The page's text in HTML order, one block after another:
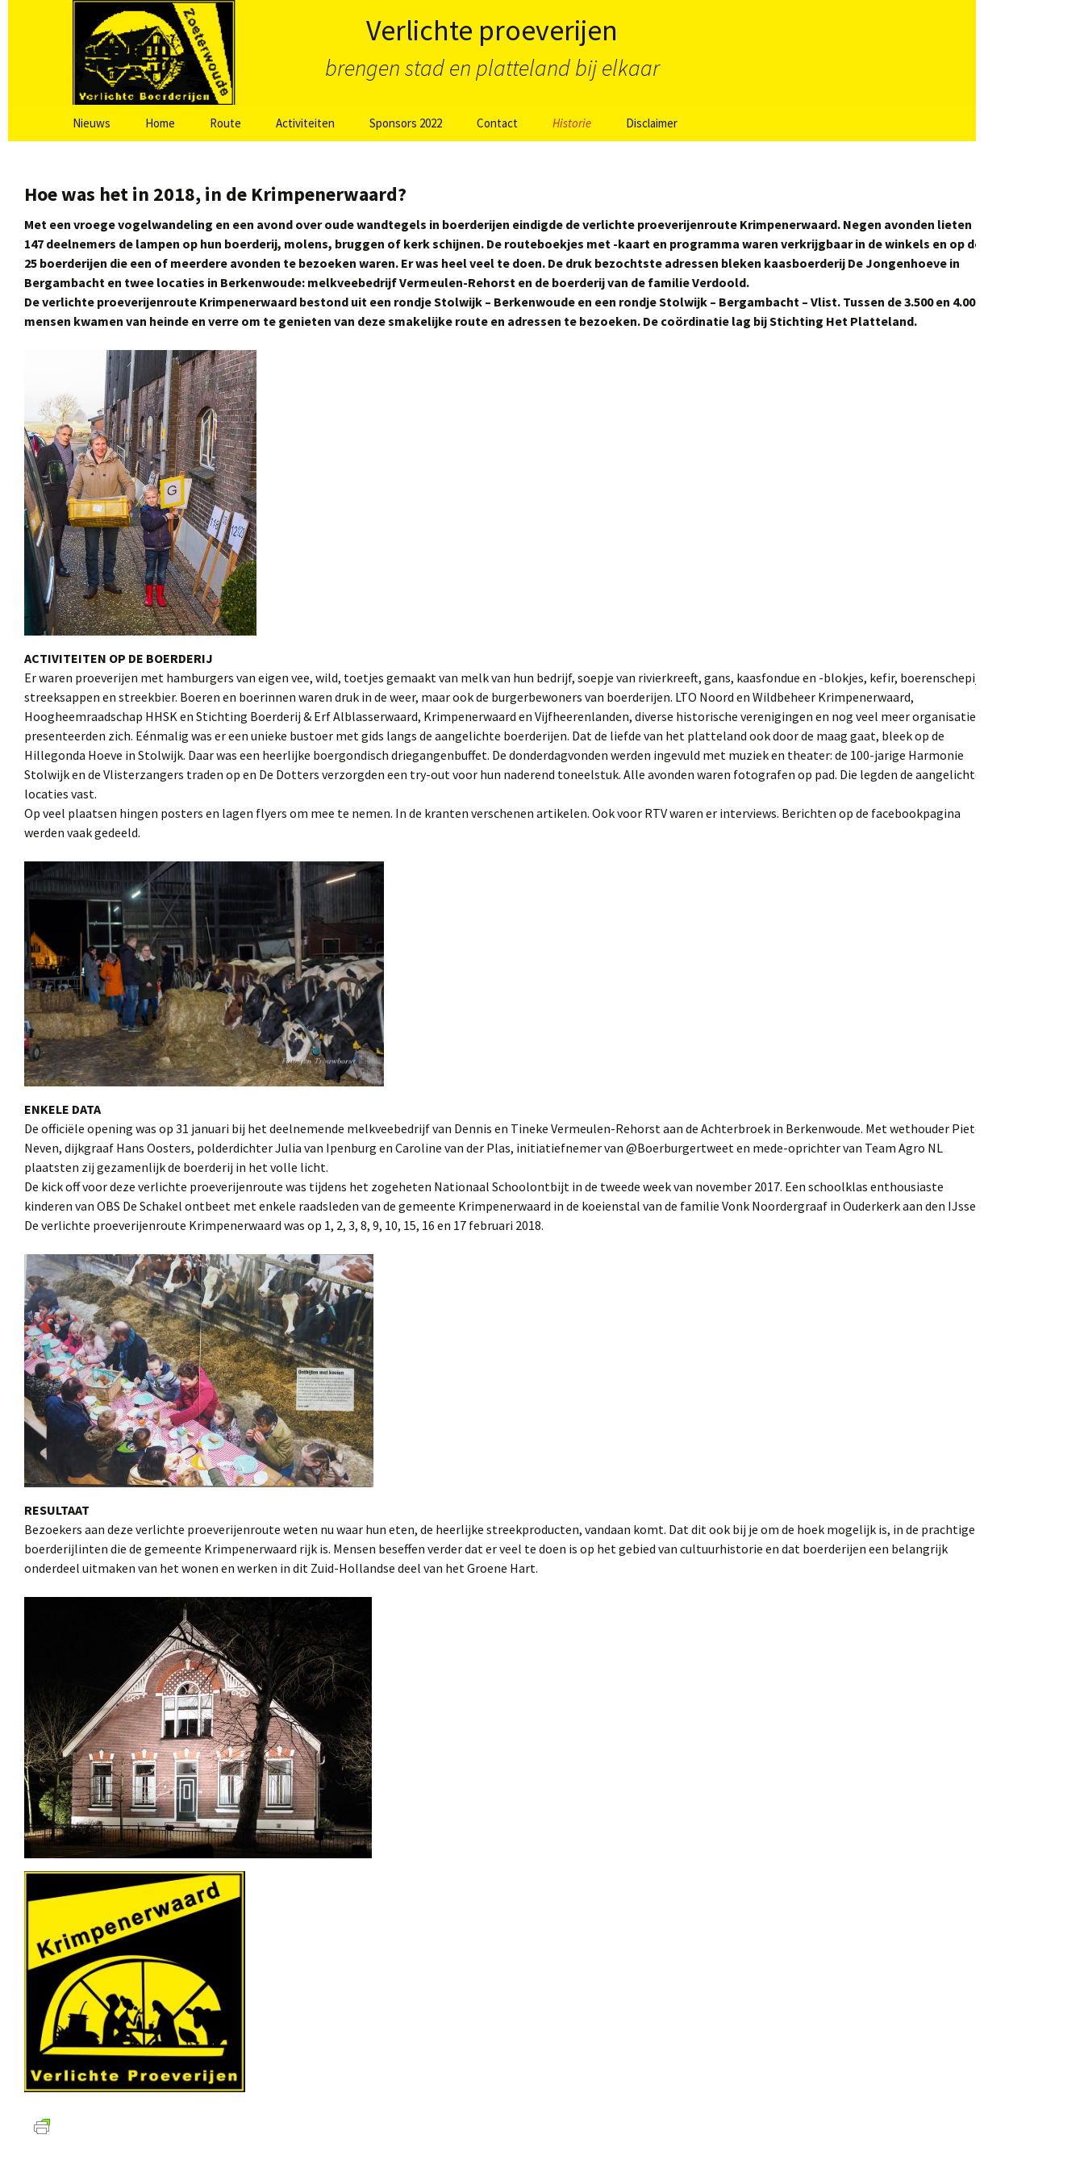
Verlichte proeverijen
brengen stad en platteland bij elkaar
Spring
Nieuws Home Route
Routekaart
Activiteiten
Fotowedstrijd
Zoeterwoude
Burgemeestersontbijt
Aanschuifmaaltijden
Vroege vogelwandeling +
Sponsors 2022
den Rijn
Sponsors 2019 VPR
Vijfheerenlanden
Sponsors 2018 VPR
Krimpenerwaard
Sponsors 2017 VPR
Utrechtse Waarden
Contact Historie
Vijfheerenlanden
Terugblik VPR
Krimpenerwaard
Terugblik Utrechtse
Waarden
Disclaimer
Hoe was het in 2018, in de Krimpenerwaard?
Met een vroege vogelwandeling en een avond over oude wandtegels in boerderijen eindigde de verlichte proeverijenroute Krimpenerwaard. Negen avonden lieten
147 deelnemers de lampen op hun boerderij, molens, bruggen of kerk schijnen. De routeboekjes met -kaart en programma waren verkrijgbaar in de winkels en op de
25 boerderijen die een of meerdere avonden te bezoeken waren. Er was heel veel te doen. De druk bezochtste adressen bleken kaasboerderij De Jongenhoeve in
Bergambacht en twee locaties in Berkenwoude: melkveebedrijf Vermeulen-Rehorst en de boerderij van de familie Verdoold.
De verlichte proeverijenroute Krimpenerwaard bestond uit een rondje Stolwijk – Berkenwoude en een rondje Stolwijk – Bergambacht – Vlist. Tussen de 3.500 en 4.000
mensen kwamen van heinde en verre om te genieten van deze smakelijke route en adressen te bezoeken. De coördinatie lag bij Stichting Het Platteland.
ACTIVITEITEN OP DE BOERDERIJ
Er waren proeverijen met hamburgers van eigen vee, wild, toetjes gemaakt van melk van hun bedrijf, soepje van rivierkreeft, gans, kaasfondue en -blokjes, kefir, boerenschepijs,
streeksappen en streekbier. Boeren en boerinnen waren druk in de weer, maar ook de burgerbewoners van boerderijen. LTO Noord en Wildbeheer Krimpenerwaard,
Hoogheemraadschap HHSK en Stichting Boerderij & Erf Alblasserwaard, Krimpenerwaard en Vijfheerenlanden, diverse historische verenigingen en nog veel meer organisaties
presenteerden zich. Eénmalig was er een unieke bustoer met gids langs de aangelichte boerderijen. Dat de liefde van het platteland ook door de maag gaat, bleek op de
Hillegonda Hoeve in Stolwijk. Daar was een heerlijke boergondisch driegangenbuffet. De donderdagvonden werden ingevuld met muziek en theater: de 100-jarige Harmonie
Stolwijk en de Vlisterzangers traden op en De Dotters verzorgden een try-out voor hun naderend toneelstuk. Alle avonden waren fotografen op pad. Die legden de aangelichte
locaties vast.
Op veel plaatsen hingen posters en lagen flyers om mee te nemen. In de kranten verschenen artikelen. Ook voor RTV waren er interviews. Berichten op de facebookpagina
werden vaak gedeeld.
ENKELE DATA
De officiële opening was op 31 januari bij het deelnemende melkveebedrijf van Dennis en Tineke Vermeulen-Rehorst aan de Achterbroek in Berkenwoude. Met wethouder Pieter
Neven, dijkgraaf Hans Oosters, polderdichter Julia van Ipenburg en Caroline van der Plas, initiatiefnemer van @Boerburgertweet en mede-oprichter van Team Agro NL
plaatsten zij gezamenlijk de boerderij in het volle licht.
De kick off voor deze verlichte proeverijenroute was tijdens het zogeheten Nationaal Schoolontbijt in de tweede week van november 2017. Een schoolklas enthousiaste
kinderen van OBS De Schakel ontbeet met enkele raadsleden van de gemeente Krimpenerwaard in de koeienstal van de familie Vonk Noordergraaf in Ouderkerk aan den IJssel.
De verlichte proeverijenroute Krimpenerwaard was op 1, 2, 3, 8, 9, 10, 15, 16 en 17 februari 2018.
RESULTAAT
Bezoekers aan deze verlichte proeverijenroute weten nu waar hun eten, de heerlijke streekproducten, vandaan komt. Dat dit ook bij je om de hoek mogelijk is, in de prachtige
boerderijlinten die de gemeente Krimpenerwaard rijk is. Mensen beseffen verder dat er veel te doen is op het gebied van cultuurhistorie en dat boerderijen een belangrijk
onderdeel uitmaken van het wonen en werken in dit Zuid-Hollandse deel van het Groene Hart.